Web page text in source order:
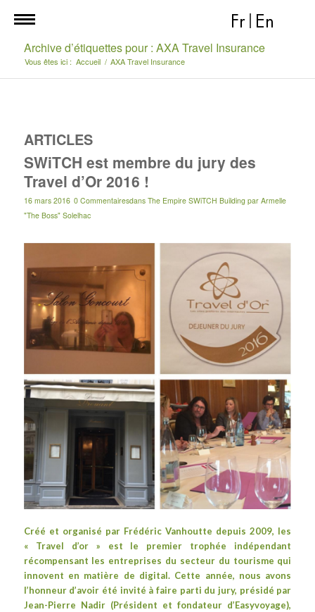
Fr En
Archive d’étiquettes pour : AXA Travel Insurance
Vous êtes ici : Accueil / AXA Travel Insurance
ARTICLES
SWiTCH est membre du jury des
Travel d’Or 2016 !
16 mars 2016 0 Commentairesdans The Empire SWiTCH Building par Armelle
"The Boss" Solelhac
Créé et organisé par Frédéric Vanhoutte depuis 2009, les
« Travel d’or» est le premier trophée indépendant
récompensant les entreprises du secteur du tourisme qui
innovent en matière de digital. Cette année, nous avons
l’honneur d’avoir été invité à faire parti du jury, présidé par
Jean-Pierre Nadir (Président et fondateur d’Easyvoyage),